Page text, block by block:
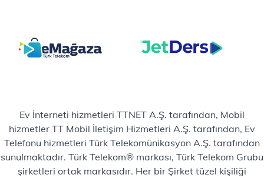
Ev İnterneti hizmetleri TTNET A.Ş. tarafından, Mobil
hizmetler TT Mobil İletişim Hizmetleri A.Ş. tarafından, Ev
Telefonu hizmetleri Türk Telekomünikasyon A.Ş. tarafından
sunulmaktadır. Türk Telekom® markası, Türk Telekom Grubu
şirketleri ortak markasıdır. Her bir Şirket tüzel kişiliği